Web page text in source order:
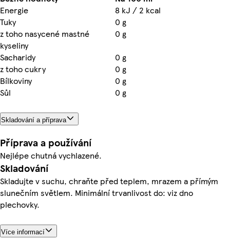
Energie
8 kJ / 2 kcal
Tuky
0 g
z toho nasycené mastné
kyseliny
0 g
Sacharidy
0 g
z toho cukry
0 g
Bílkoviny
0 g
Sůl
0 g
Skladování a příprava
Příprava a používání
Nejlépe chutná vychlazené.
Skladování
Skladujte v suchu, chraňte před teplem, mrazem a přímým
slunečním světlem. Minimální trvanlivost do: viz dno
plechovky.
Více informací